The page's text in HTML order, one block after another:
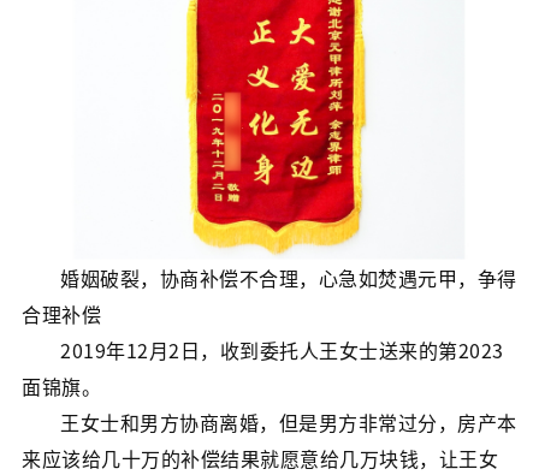
婚姻破裂，协商补偿不合理，心急如焚遇元甲，争得
合理补偿
2019年12月2日，收到委托人王女士送来的第2023
面锦旗。
王女士和男方协商离婚，但是男方非常过分，房产本
来应该给几十万的补偿结果就愿意给几万块钱，让王女